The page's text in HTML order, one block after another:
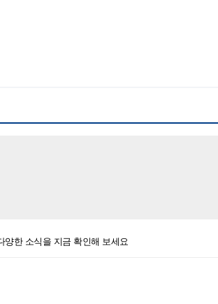
양한 소식을 지금 확인해 보세요